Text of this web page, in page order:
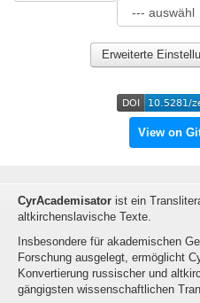
View on
CyrAcademisator ist ein
altkirchenslavische Texte.
Insbesondere für akademischen
Forschung ausgelegt, ermöglicht
Konvertierung russischer und
gängigsten wissenschaftlichen